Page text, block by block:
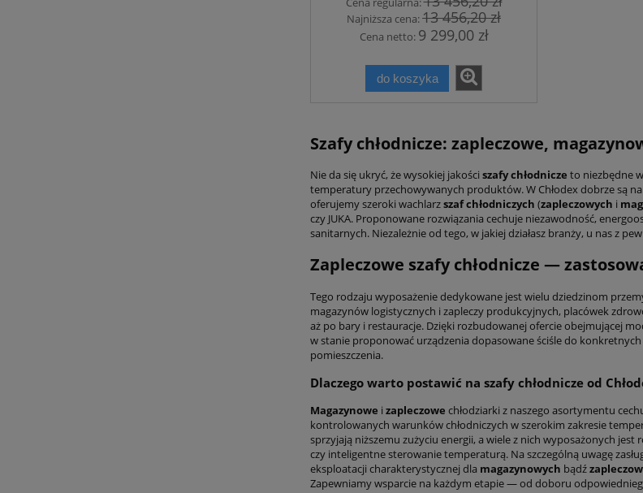
Najniższa cena:13 456,20 zł
Cena netto: 9 299,00 zł
do koszyka
Szafy chłodnicze: zapleczowe,
Nie da się ukryć, że wysokiej jakości szafy chłodnicze to niezbędne
temperatury przechowywanych produktów. W Chłodex dobrze są
oferujemy szeroki wachlarzszaf chłodniczych (zapleczowych i
czy JUKA. Proponowane rozwiązania cechuje niezawodność,
sanitarnych. Niezależnie od tego, w jakiej działasz branży, u nas z
Zapleczowe szafy chłodnicze —
Tego rodzaju wyposażenie dedykowane jest wielu dziedzinom
magazynów logistycznych i zapleczy produkcyjnych, placówek
aż po bary i restauracje. Dzięki rozbudowanej ofercie obejmującej
w stanie proponować urządzenia dopasowane ściśle do
pomieszczenia.
Dlaczego warto postawić na szafy chłodnicze od
Magazynowe i zapleczowe chłodziarki z naszego asortymentu
kontrolowanych warunków chłodniczych w szerokim zakresie
sprzyjają niższemu zużyciu energii, a wiele z nich wyposażonych
czy inteligentne sterowanie temperaturą. Na szczególną uwagę
eksploatacji charakterystycznej dla magazynowych bądź
Zapewniamy wsparcie na każdym etapie — od doboru